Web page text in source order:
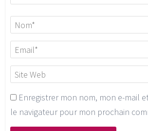
Enregistrer mon nom, mon e-mail
le navigateur pour mon prochain